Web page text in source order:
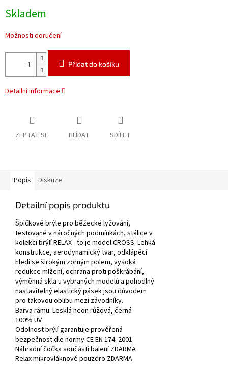
cena:
Skladem
Možnosti doručení
Přidat do košíku
Detailní informace
ZEPTAT SE HLÍDAT SDÍLET
Popis Diskuze
Detailní popis produktu
Špičkové brýle pro běžecké lyžování,
testované v náročných podmínkách, stálice v
kolekci brýlí RELAX - to je model CROSS. Lehká
konstrukce, aerodynamický tvar, odklápěcí
hledí se širokým zorným polem, vysoká
redukce mlžení, ochrana proti poškrábání,
výměnná skla u vybraných modelů a pohodlný
nastavitelný elastický pásek jsou důvodem
pro takovou oblibu mezi závodníky.
Barva rámu: Lesklá neon růžová, černá
100% UV
Odolnost brýlí garantuje prověřená
bezpečnost dle normy CE EN 174: 2001
Náhradní čočka součástí balení ZDARMA
Relax mikrovláknové pouzdro ZDARMA